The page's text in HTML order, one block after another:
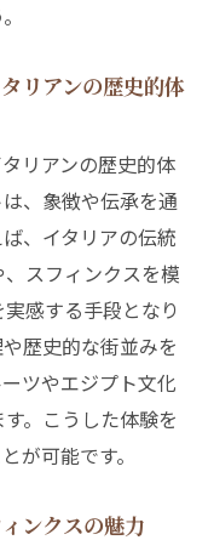
リアンの歴史的体
リアンの歴史的体
、象徴や伝承を通
、イタリアの伝統
スフィンクスを模
感する手段となり
歴史的な街並みを
ツやエジプト文化
。こうした体験を
が可能です。
ンクスの魅力